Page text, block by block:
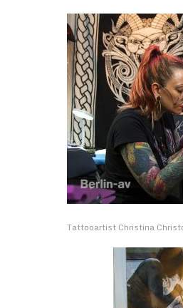
Tattooartist Christina